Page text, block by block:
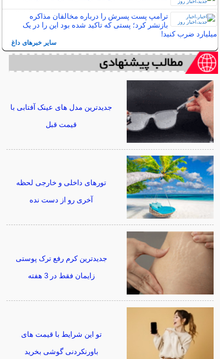
ترامپ پست پسرش را درباره مخالفان مذاکره
بازنشر کرد؛ پستی که تاکید شده بود این را در یک
میلیارد ضرب کنید!
سایر خبرهای داغ
جدیدترین مدل های عینک آفتابی با
قیمت قبل
تورهای داخلی و خارجی لحظه
آخری رو از دست نده
جدیدترین کرم رفع ترک پوستی
زایمان فقط در 3 هفته
تو این شرایط با قیمت های
باورنکردنی گوشی بخرید